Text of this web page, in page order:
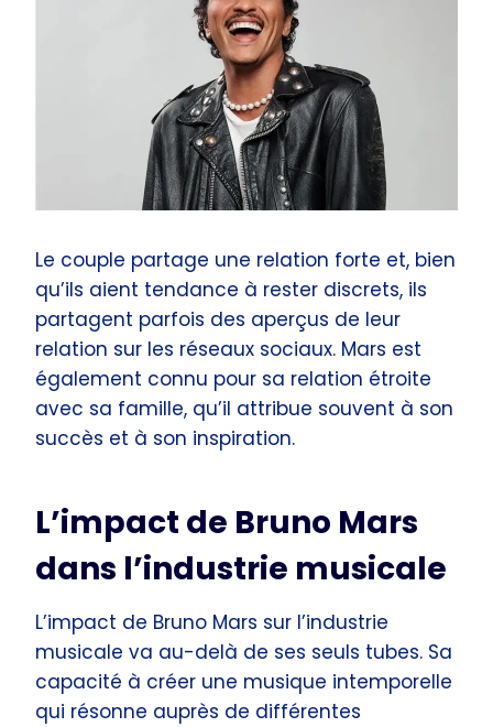
Le couple partage une relation forte et, bien
qu’ils aient tendance à rester discrets, ils
partagent parfois des aperçus de leur
relation sur les réseaux sociaux. Mars est
également connu pour sa relation étroite
avec sa famille, qu’il attribue souvent à son
succès et à son inspiration.
L’impact de Bruno Mars
dans l’industrie musicale
L’impact de Bruno Mars sur l’industrie
musicale va au-delà de ses seuls tubes. Sa
capacité à créer une musique intemporelle
qui résonne auprès de différentes